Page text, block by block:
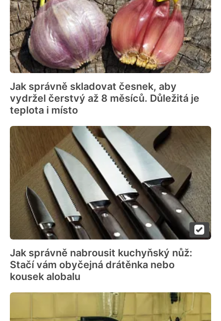
Jak správně skladovat česnek, aby
vydržel čerstvý až 8 měsíců. Důležitá je
teplota i místo
Jak správně nabrousit kuchyňský nůž:
Stačí vám obyčejná drátěnka nebo
kousek alobalu